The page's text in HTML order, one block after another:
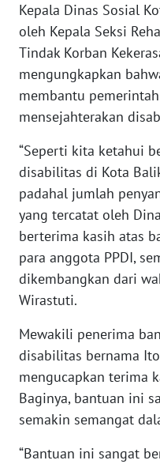
Kepala Dinas Sosial
oleh Kepala Seksi
Tindak Korban
mengungkapkan
membantu
mensejahterakan
“Seperti kita ketahui
disabilitas di Kota
padahal jumlah
yang tercatat oleh
berterima kasih atas
para anggota PPDI,
dikembangkan dari
Wirastuti.
Mewakili penerima
disabilitas bernama
mengucapkan terima
Baginya, bantuan ini
semakin semangat
“Bantuan ini sangat
WN
SULTENG
SULBAR
WN
SUMBAR
WN
SUMSEL
WN
WN
LAMPUNG
WN